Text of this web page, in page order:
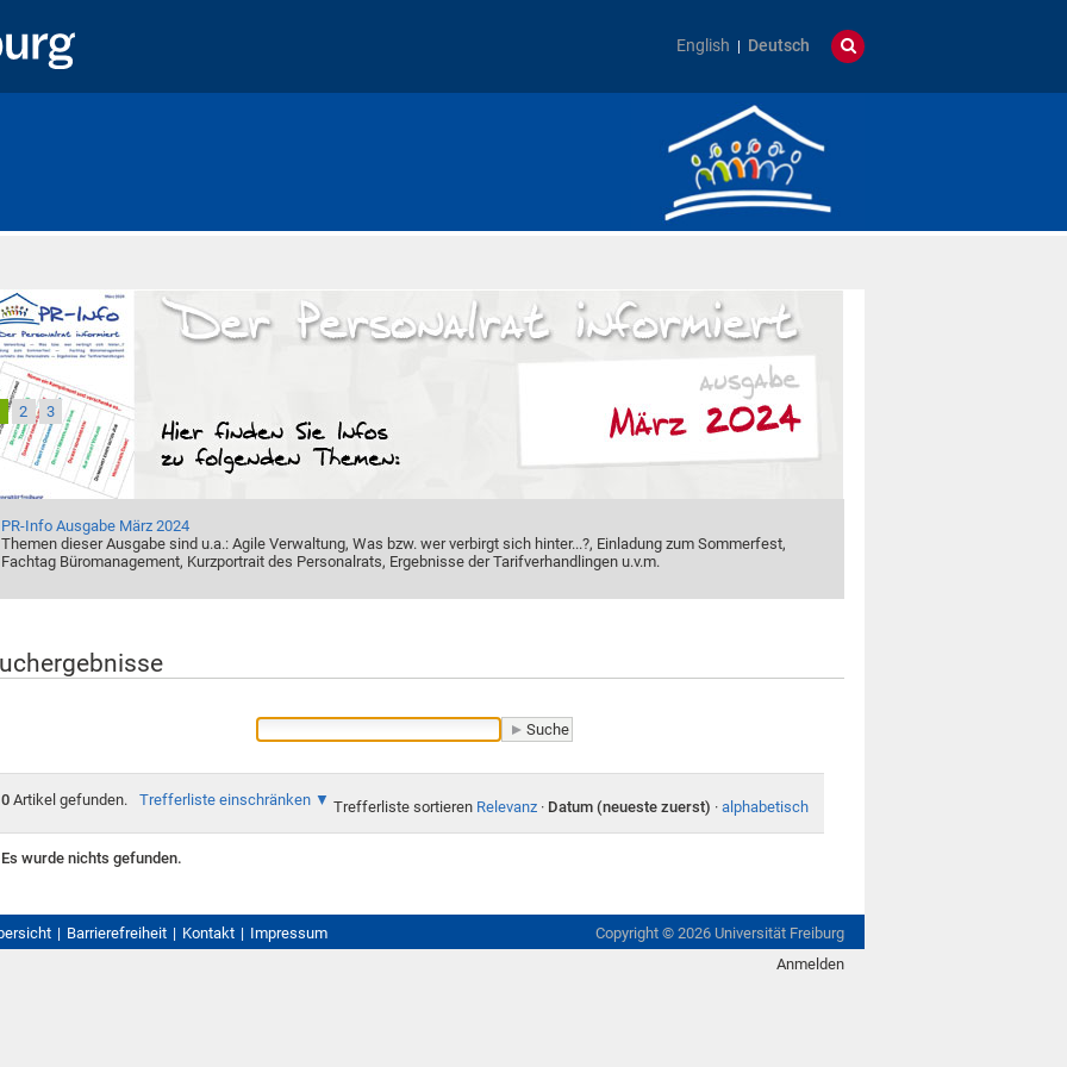
English Deutsch
PR-Info Ausgabe März 2024
Themen dieser Ausgabe sind u.a.: Agile Verwaltung, Was bzw. wer verbirgt sich hinter...?, Einladung zum Sommerfest,
Fachtag Büromanagement, Kurzportrait des Personalrats, Ergebnisse der Tarifverhandlingen u.v.m.
2 3
0Artikel gefunden. Trefferliste einschränken Trefferliste sortieren Relevanz · Datum (neueste zuerst) · alphabetisch
Es wurde nichts gefunden.
Barrierefreiheit Kontakt Impressum Copyright © 2026 Universität Freiburg
Anmelden